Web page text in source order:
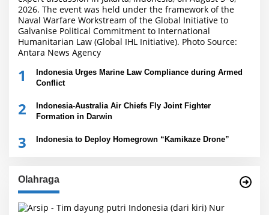
1
Indonesia Urges Marine Law Compliance during Armed
Conflict
2
Indonesia-Australia Air Chiefs Fly Joint Fighter
Formation in Darwin
3 Indonesia to Deploy Homegrown “Kamikaze Drone”
Olahraga